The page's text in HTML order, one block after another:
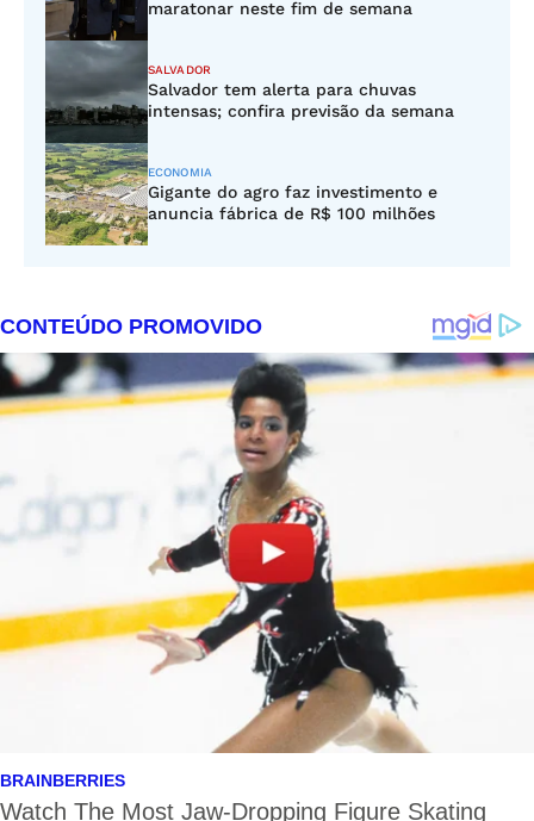
maratonar neste fim de semana
SALVADOR
Salvador tem alerta para chuvas
intensas; confira previsão da semana
ECONOMIA
Gigante do agro faz investimento e
anuncia fábrica de R$ 100 milhões